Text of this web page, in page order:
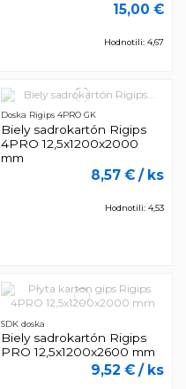
15,00 €
Hodnotili: 4,67
Doska Rigips 4PRO GK
Biely sadrokartón Rigips
4PRO 12,5x1200x2000
mm
8,57 € / ks
Hodnotili: 4,53
SDK doska
Biely sadrokartón Rigips
PRO 12,5x1200x2600 mm
9,52 € / ks